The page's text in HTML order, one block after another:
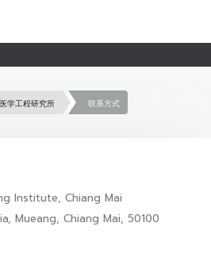
学工程研究所 联系方式
Institute, Chiang Mai
Mueang, Chiang Mai, 50100